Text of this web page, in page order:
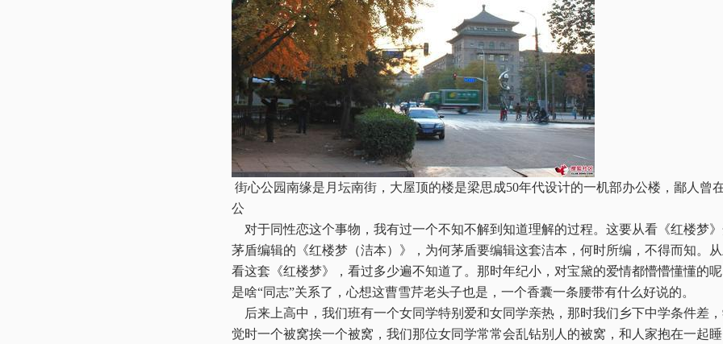
街心公园南缘是月坛南街，大屋顶的楼是梁思成50年代设计的一机部办公楼，鄙人曾
公
对于同性恋这个事物，我有过一个不知不解到知道理解的过程。这要从看《红楼梦
茅盾编辑的《红楼梦（洁本）》，为何茅盾要编辑这套洁本，何时所编，不得而知。
看这套《红楼梦》，看过多少遍不知道了。那时年纪小，对宝黛的爱情都懵懵懂懂的
是啥“同志”关系了，心想这曹雪芹老头子也是，一个香囊一条腰带有什么好说的。
后来上高中，我们班有一个女同学特别爱和女同学亲热，那时我们乡下中学条件差
觉时一个被窝挨一个被窝，我们那位女同学常常会乱钻别人的被窝，和人家抱在一起